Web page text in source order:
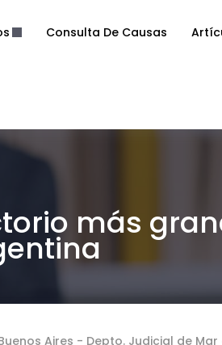
Consulta De Causas
más
Aires - Depto. Judicial de Mar